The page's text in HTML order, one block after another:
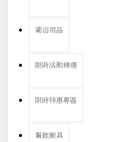
衛浴用品
限時活動精選
限時特惠專區
餐飲廚具